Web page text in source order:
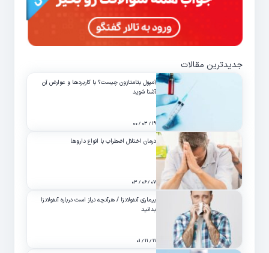
جدیدترین مقالات
آمپول بتامتازون چیست؟ با کاربردها و عوارض آن
آشنا شوید
۱۹ / ۰۳ / ۰۰
درمان اختلال اضطراب با انواع داروها
۰۷ / ۰۶ / ۰۳
بیماری آنفولانزا / هرآنچه نیاز است درباره آنفولانزا
بدانید
۱۱ / ۱۱ / ۰۱